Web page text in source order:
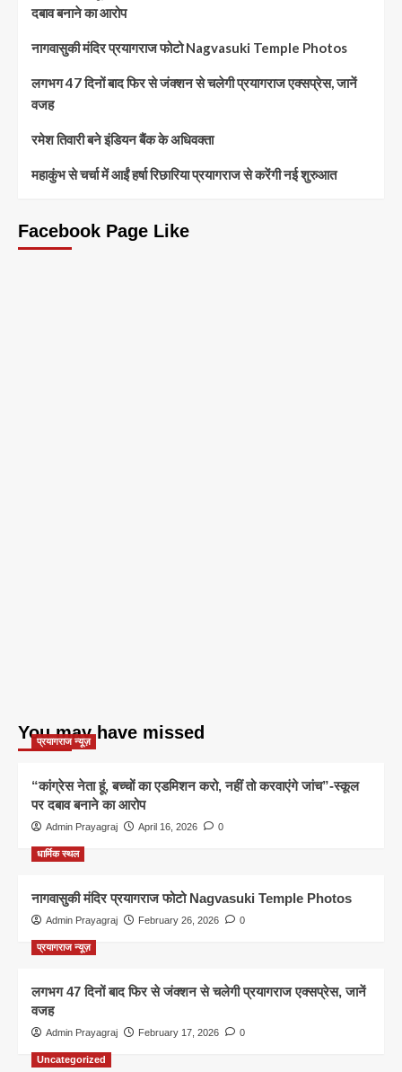
दबाव बनाने का आरोप
नागवासुकी मंदिर प्रयागराज फोटो Nagvasuki Temple Photos
लगभग 47 दिनों बाद फिर से जंक्शन से चलेगी प्रयागराज एक्सप्रेस, जानें
वजह
रमेश तिवारी बने इंडियन बैंक के अधिवक्ता
महाकुंभ से चर्चा में आईं हर्षा रिछारिया प्रयागराज से करेंगी नई शुरुआत
Facebook Page Like
You may have missed
प्रयागराज न्यूज़
“कांग्रेस नेता हूं, बच्चों का एडमिशन करो, नहीं तो करवाएंगे जांच”-स्कूल
पर दबाव बनाने का आरोप
Admin Prayagraj April 16, 2026 0
धार्मिक स्थल
नागवासुकी मंदिर प्रयागराज फोटो Nagvasuki Temple Photos
Admin Prayagraj February 26, 2026 0
प्रयागराज न्यूज़
लगभग 47 दिनों बाद फिर से जंक्शन से चलेगी प्रयागराज एक्सप्रेस, जानें
वजह
Admin Prayagraj February 17, 2026 0
Uncategorized